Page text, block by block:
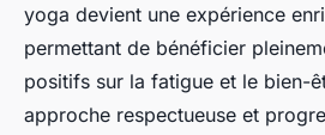
yoga devient une expérience
permettant de bénéficier
positifs sur la fatigue et le bien-
approche respectueuse et